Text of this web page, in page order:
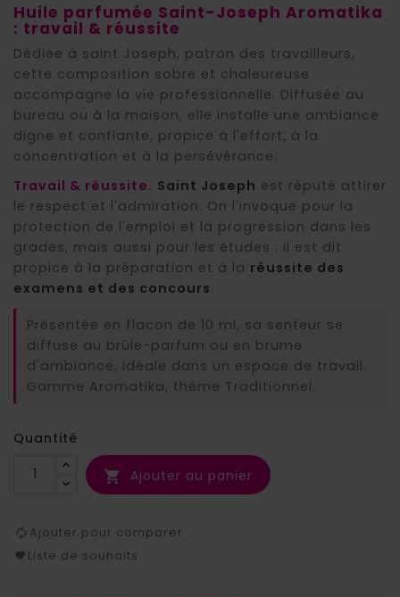
Huile parfumée Saint-Joseph Aromatika
: travail & réussite
Dédiée à saint Joseph, patron des travailleurs,
cette composition sobre et chaleureuse
accompagne la vie professionnelle. Diffusée au
bureau ou à la maison, elle installe une ambiance
digne et confiante, propice à l'effort, à la
concentration et à la persévérance.
Travail & réussite. Saint Joseph est réputé attirer
le respect et l'admiration. On l'invoque pour la
protection de l'emploi et la progression dans les
grades, mais aussi pour les études : il est dit
propice à la préparation et à la réussite des
examens et des concours.
Présentée en flacon de 10 ml, sa senteur se
diffuse au brûle-parfum ou en brume
d'ambiance, idéale dans un espace de travail.
Gamme Aromatika, thème Traditionnel.
Quantité
 Ajouter au panier
Ajouter pour comparer
Liste de souhaits